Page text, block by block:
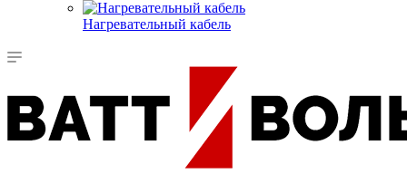
Нагревательный кабель